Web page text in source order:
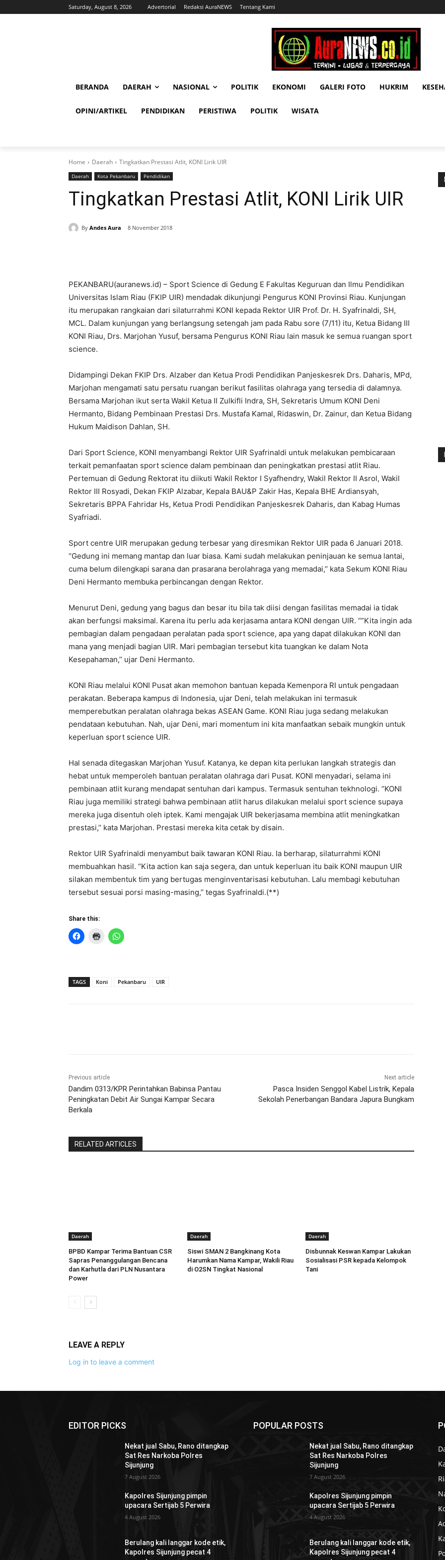
Saturday, August 8, 2026 Advertorial Redaksi AuraNEWS Tentang Kami
BERANDA DAERAH NASIONAL POLITIK EKONOMI GALERI FOTO HUKRIM
OPINI/ARTIKEL PENDIDIKAN PERISTIWA POLITIK WISATA
Home Daerah Tingkatkan Prestasi Atlit, KONI Lirik UIR
Daerah Kota Pekanbaru Pendidikan
Tingkatkan Prestasi Atlit, KONI Lirik UIR
By Andes Aura 8 November 2018
PEKANBARU(auranews.id) – Sport Science di Gedung E Fakultas Keguruan dan Ilmu Pendidikan
Universitas Islam Riau (FKIP UIR) mendadak dikunjungi Pengurus KONI Provinsi Riau. Kunjungan
itu merupakan rangkaian dari silaturrahmi KONI kepada Rektor UIR Prof. Dr. H. Syafrinaldi, SH,
MCL. Dalam kunjungan yang berlangsung setengah jam pada Rabu sore (7/11) itu, Ketua Bidang III
KONI Riau, Drs. Marjohan Yusuf, bersama Pengurus KONI Riau lain masuk ke semua ruangan sport
science.
Didampingi Dekan FKIP Drs. Alzaber dan Ketua Prodi Pendidikan Panjeskesrek Drs. Daharis, MPd,
Marjohan mengamati satu persatu ruangan berikut fasilitas olahraga yang tersedia di dalamnya.
Bersama Marjohan ikut serta Wakil Ketua II Zulkifli Indra, SH, Sekretaris Umum KONI Deni
Hermanto, Bidang Pembinaan Prestasi Drs. Mustafa Kamal, Ridaswin, Dr. Zainur, dan Ketua Bidang
Hukum Maidison Dahlan, SH.
Dari Sport Science, KONI menyambangi Rektor UIR Syafrinaldi untuk melakukan pembicaraan
terkait pemanfaatan sport science dalam pembinaan dan peningkatkan prestasi atlit Riau.
Pertemuan di Gedung Rektorat itu diikuti Wakil Rektor I Syafhendry, Wakil Rektor II Asrol, Wakil
Rektor III Rosyadi, Dekan FKIP Alzabar, Kepala BAU&P Zakir Has, Kepala BHE Ardiansyah,
Sekretaris BPPA Fahridar Hs, Ketua Prodi Pendidikan Panjeskesrek Daharis, dan Kabag Humas
Syafriadi.
Sport centre UIR merupakan gedung terbesar yang diresmikan Rektor UIR pada 6 Januari 2018.
‘’Gedung ini memang mantap dan luar biasa. Kami sudah melakukan peninjauan ke semua lantai,
cuma belum dilengkapi sarana dan prasarana berolahraga yang memadai,’’ kata Sekum KONI Riau
Deni Hermanto membuka perbincangan dengan Rektor.
Menurut Deni, gedung yang bagus dan besar itu bila tak diisi dengan fasilitas memadai ia tidak
akan berfungsi maksimal. Karena itu perlu ada kerjasama antara KONI dengan UIR. “”Kita ingin ada
pembagian dalam pengadaan peralatan pada sport science, apa yang dapat dilakukan KONI dan
mana yang menjadi bagian UIR. Mari pembagian tersebut kita tuangkan ke dalam Nota
Kesepahaman,’’ ujar Deni Hermanto.
KONI Riau melalui KONI Pusat akan memohon bantuan kepada Kemenpora RI untuk pengadaan
perakatan. Beberapa kampus di Indonesia, ujar Deni, telah melakukan ini termasuk
memperebutkan peralatan olahraga bekas ASEAN Game. KONI Riau juga sedang melakukan
pendataan kebutuhan. Nah, ujar Deni, mari momentum ini kita manfaatkan sebaik mungkin untuk
keperluan sport science UIR.
Hal senada ditegaskan Marjohan Yusuf. Katanya, ke depan kita perlukan langkah strategis dan
hebat untuk memperoleh bantuan peralatan olahraga dari Pusat. KONI menyadari, selama ini
pembinaan atlit kurang mendapat sentuhan dari kampus. Termasuk sentuhan tekhnologi. ‘’KONI
Riau juga memiliki strategi bahwa pembinaan atlit harus dilakukan melalui sport science supaya
mereka juga disentuh oleh iptek. Kami mengajak UIR bekerjasama membina atlit meningkatkan
prestasi,’’ kata Marjohan. Prestasi mereka kita cetak by disain.
Rektor UIR Syafrinaldi menyambut baik tawaran KONI Riau. Ia berharap, silaturrahmi KONI
membuahkan hasil. ‘’Kita action kan saja segera, dan untuk keperluan itu baik KONI maupun UIR
silakan membentuk tim yang bertugas menginventarisasi kebutuhan. Lalu membagi kebutuhan
tersebut sesuai porsi masing-masing,’’ tegas Syafrinaldi.(**)
Share this:
TAGS Koni Pekanbaru UIR
Previous article
Dandim 0313/KPR Perintahkan Babinsa Pantau
Peningkatan Debit Air Sungai Kampar Secara
Berkala
Next article
Pasca Insiden Senggol Kabel Listrik, Kepala
Sekolah Penerbangan Bandara Japura Bungkam
RELATED ARTICLES
Daerah
BPBD Kampar Terima Bantuan CSR
Sapras Penanggulangan Bencana
dan Karhutla dari PLN Nusantara
Power
Daerah
Siswi SMAN 2 Bangkinang Kota
Harumkan Nama Kampar, Wakili Riau
di O2SN Tingkat Nasional
Daerah
Disbunnak Keswan Kampar Lakukan
Sosialisasi PSR kepada Kelompok
Tani
LEAVE A REPLY
Log in to leave a comment
EDITOR PICKS
Nekat jual Sabu, Rano ditangkap
Sat Res Narkoba Polres
Sijunjung
7 August 2026
Kapolres Sijunjung pimpin
upacara Sertijab 5 Perwira
4 August 2026
Berulang kali langgar kode etik,
Kapolres Sijunjung pecat 4
POPULAR POSTS
Nekat jual Sabu, Rano ditangkap
Sat Res Narkoba Polres
Sijunjung
7 August 2026
Kapolres Sijunjung pimpin
upacara Sertijab 5 Perwira
4 August 2026
Berulang kali langgar kode etik,
Kapolres Sijunjung pecat 4